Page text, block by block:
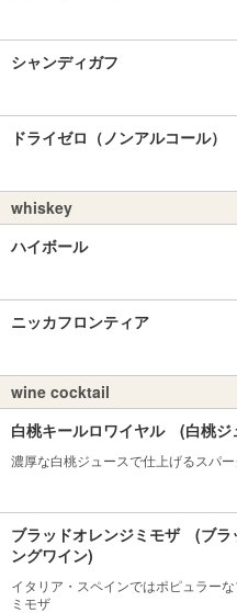
シャンディガフ
ドライゼロ（ノンアルコール）
whiskey
ハイボール
ニッカフロンティア
wine cocktail
白桃キールロワイヤル (白桃ジ
濃厚な白桃ジュースで仕上げるスパ
ブラッドオレンジミモザ (ブラ
ングワイン)
イタリア・スペインではポピュラー
ミモザ